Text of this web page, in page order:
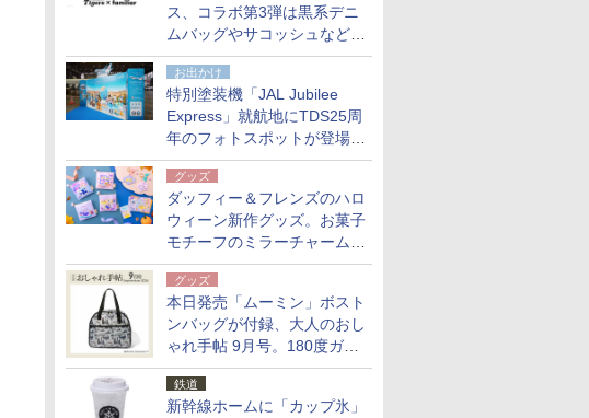
ス、コラボ第3弾は黒系デニ
ムバッグやサコッシュなど6
点。8月21日オンラインスト
アで発売
お出かけ
特別塗装機「JAL Jubilee
Express」就航地にTDS25周
年のフォトスポットが登場。
10月末まで青森空港に
グッズ
ダッフィー＆フレンズのハロ
ウィーン新作グッズ。お菓子
モチーフのミラーチャーム/
デザインポーチほか
グッズ
本日発売「ムーミン」ボスト
ンバッグが付録、大人のおし
ゃれ手帖 9月号。180度ガバ
ッと開いて大容量
鉄道
新幹線ホームに「カップ氷」